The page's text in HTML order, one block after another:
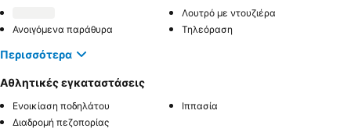
Λουτρό με ντουζιέρα
Ανοιγόμενα παράθυρα
Τηλεόραση
Περισσότερα
Αθλητικές εγκαταστάσεις
Ενοικίαση ποδηλάτου
Ιππασία
Διαδρομή πεζοπορίας